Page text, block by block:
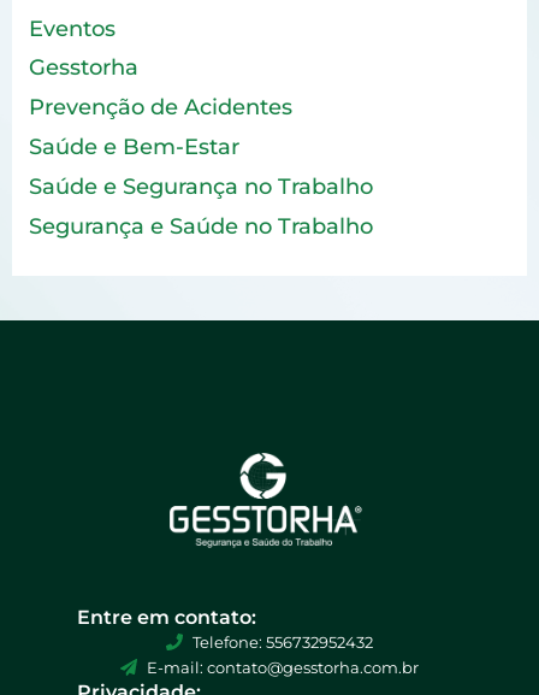
Eventos
Gesstorha
Prevenção de Acidentes
Saúde e Bem-Estar
Saúde e Segurança no Trabalho
Segurança e Saúde no Trabalho
Entre em contato:
Telefone: 556732952432
E-mail: contato@gesstorha.com.br